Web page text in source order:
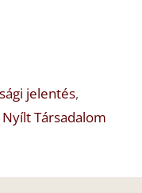
jelentés,
Nyílt Társadalom